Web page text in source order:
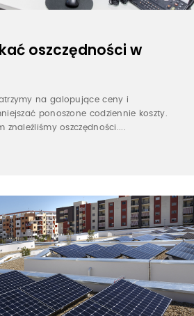
oszczędności w
na galopujące ceny i
ponoszone codziennie koszty.
znaleźliśmy oszczędności....